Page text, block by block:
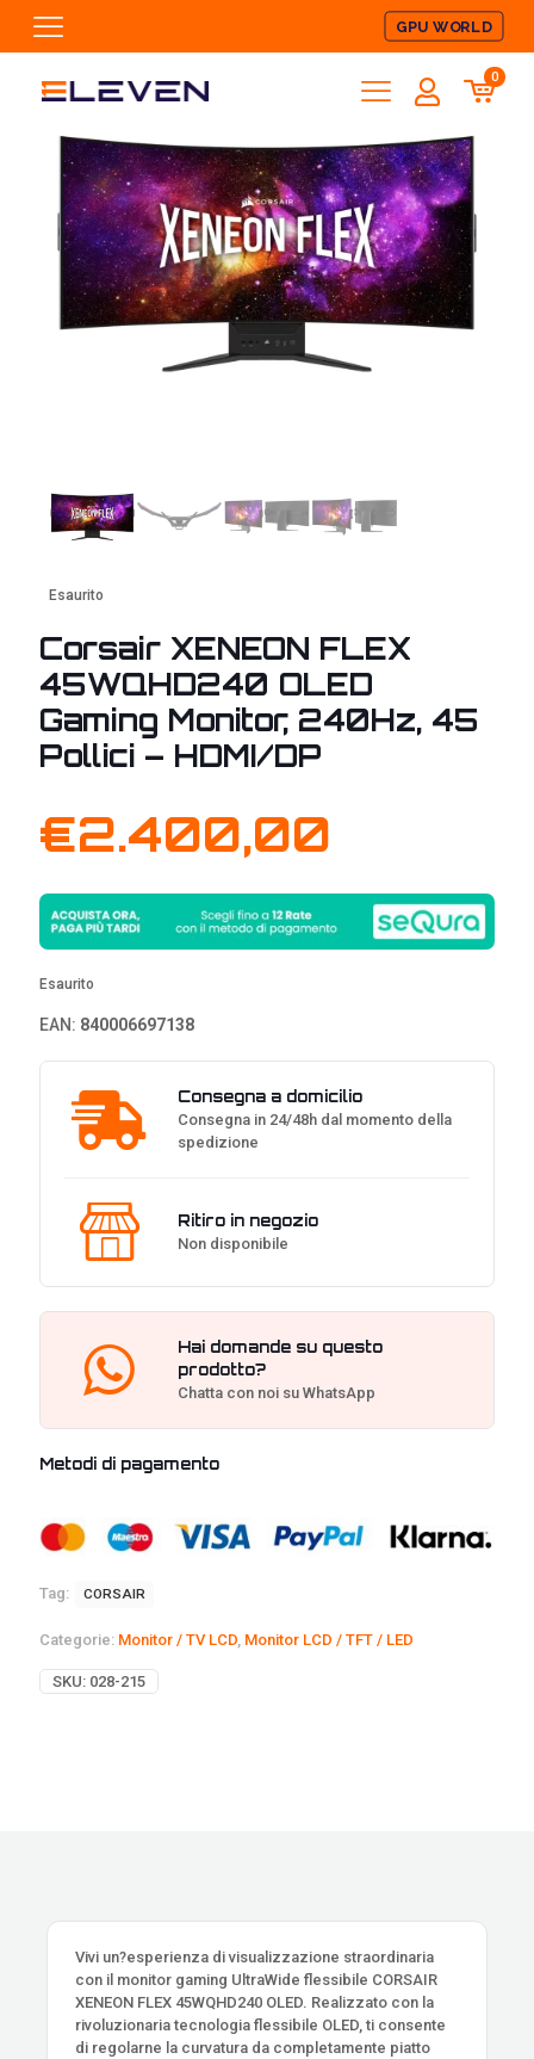
GPU WORLD
0
Esaurito
Corsair XENEON FLEX
45WQHD240 OLED
Gaming Monitor, 240Hz, 45
Pollici – HDMI/DP
€2.400,00
Esaurito
EAN: 840006697138
Consegna a domicilio
Consegna in 24/48h dal momento della
spedizione
Ritiro in negozio
Non disponibile
Hai domande su questo
prodotto?
Chatta con noi su WhatsApp
Metodi di pagamento
Tag: CORSAIR
Categorie: Monitor / TV LCD Monitor LCD / TFT / LED
SKU: 028-215
Vivi un?esperienza di visualizzazione straordinaria
con il monitor gaming UltraWide flessibile CORSAIR
XENEON FLEX 45WQHD240 OLED. Realizzato con la
rivoluzionaria tecnologia flessibile OLED, ti consente
di regolarne la curvatura da completamente piatto